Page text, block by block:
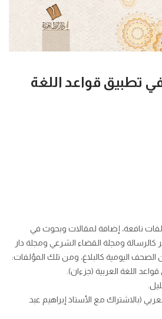
في تطبيق قواعد اللغة
نافعة، إضافة لمقالات وبحوث في
كالرسالة ومجلة القضاء الشرعي ومجلة دار
الصحف اليومية كالبلاغ، ومن تلك المؤلفات:
اللغة العربية (جزءان).
(بالاشتراك مع الأستاذ إبراهيم عبد